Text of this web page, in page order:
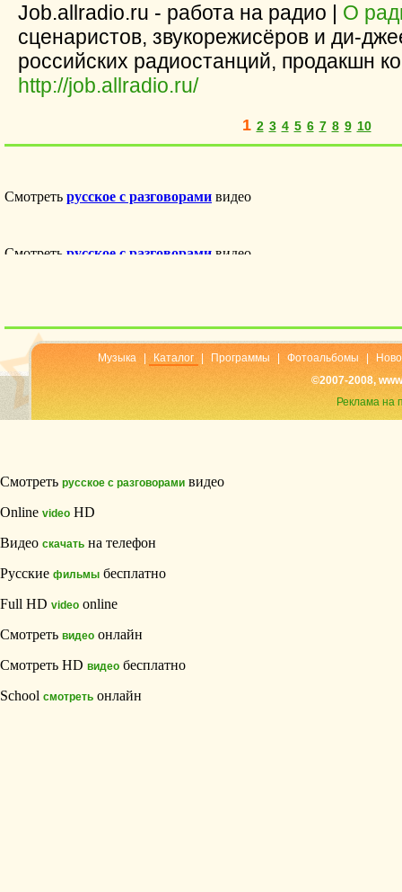
Job.allradio.ru - работа на радио | О
сценаристов, звукорежисёров и ди-
российских радиостанций, продакшн
http://job.allradio.ru/
1 2 3 4 5 6 7 8 9 10
Музыка Каталог Программы Фотоальбомы
©2007-2008,
Реклама на
Смотреть русское с разговорами видео
Online video HD
Видео скачать на телефон
Русские фильмы бесплатно
Full HD video online
Смотреть видео онлайн
Смотреть HD видео бесплатно
School смотреть онлайн